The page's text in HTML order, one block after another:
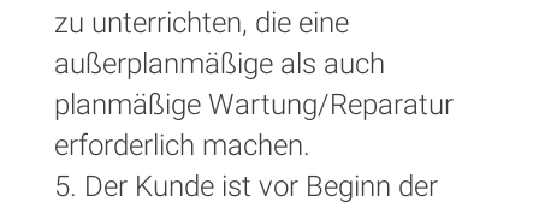
zu unterrichten, die eine
außerplanmäßige als auch
planmäßige Wartung/Reparatur
erforderlich machen.
5. Der Kunde ist vor Beginn der